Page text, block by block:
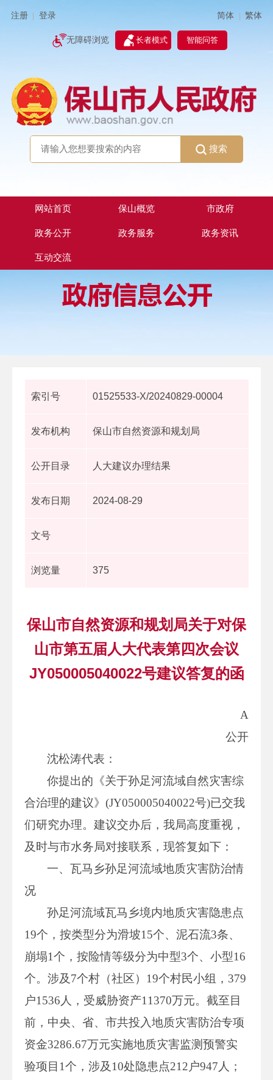
注册 登录 简体 | 繁体
无障碍浏览 长者模式 智能问答
搜索
网站首页 保山概览 市政府
政务公开 政务服务 政务资讯
互动交流
索引号 01525533-X/20240829-00004
发布机构 保山市自然资源和规划局
公开目录 人大建议办理结果
发布日期 2024-08-29
文号
浏览量 375
保山市自然资源和规划局关于对保
山市第五届人大代表第四次会议
JY050005040022号建议答复的函
A
公开
沈松涛代表：
你提出的《关于孙足河流域自然灾害综
合治理的建议》(JY050005040022号)已交我
们研究办理。建议交办后，我局高度重视，
及时与市水务局对接联系，现答复如下：
一、瓦马乡孙足河流域地质灾害防治情
况
孙足河流域瓦马乡境内地质灾害隐患点
19个，按类型分为滑坡15个、泥石流3条、
崩塌1个，按险情等级分为中型3个、小型16
个。涉及7个村（社区）19个村民小组，379
户1536人，受威胁资产11370万元。截至目
前，中央、省、市共投入地质灾害防治专项
资金3286.67万元实施地质灾害监测预警实
验项目1个，涉及10处隐患点212户947人；